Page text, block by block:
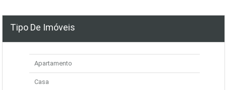
Tipo De Imóveis
Apartamento
Casa